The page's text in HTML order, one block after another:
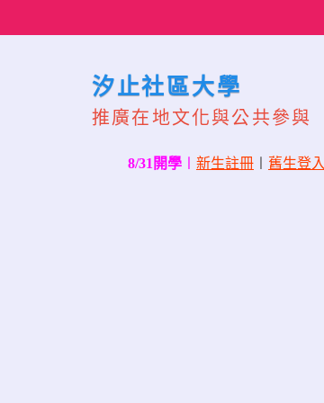
汐止社區大學
推廣在地文化與公共參與
8/31開學 新生註冊 舊生登入